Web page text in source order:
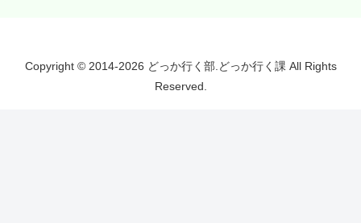
Copyright © 2014-2026 どっか行く部.どっか行く課 All Rights
Reserved.